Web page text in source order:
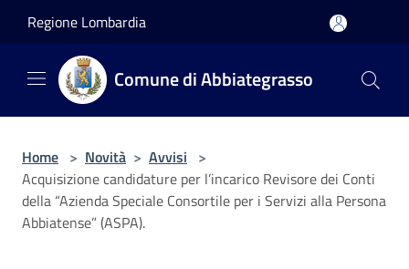
Regione Lombardia
Comune di Abbiategrasso
Home > Novità > Avvisi >
Acquisizione candidature per l’incarico Revisore dei Conti
della “Azienda Speciale Consortile per i Servizi alla Persona
Abbiatense” (ASPA).